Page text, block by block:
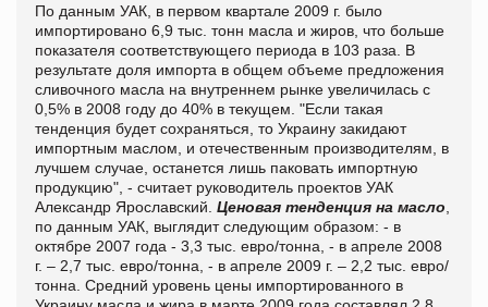
По данным УАК, в первом квартале 2009 г. было
импортировано 6,9 тыс. тонн масла и жиров, что больше
показателя соответствующего периода в 103 раза. В
результате доля импорта в общем объеме предложения
сливочного масла на внутреннем рынке увеличилась с
0,5% в 2008 году до 40% в текущем. "Если такая
тенденция будет сохраняться, то Украину закидают
импортным маслом, и отечественным производителям, в
лучшем случае, останется лишь паковать импортную
продукцию", - считает руководитель проектов УАК
Александр Ярославский. Ценовая тенденция на масло
по данным УАК, выглядит следующим образом: - в
октябре 2007 года - 3,3 тыс. евро/тонна, - в апреле 2008
г. – 2,7 тыс. евро/тонна, - в апреле 2009 г. – 2,2 тыс. евро/
тонна. Средний уровень цены импортированного в